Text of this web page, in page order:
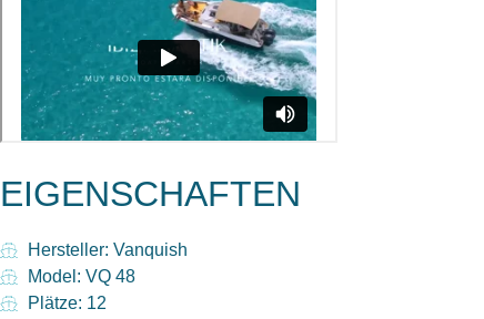
EIGENSCHAFTEN
Hersteller: Vanquish
Model: VQ 48
Plätze: 12